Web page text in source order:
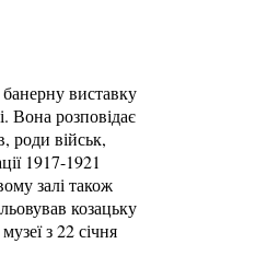
виставку
Вона розповідає
роди військ,
1917-1921
залі також
козацьку
з 22 січня